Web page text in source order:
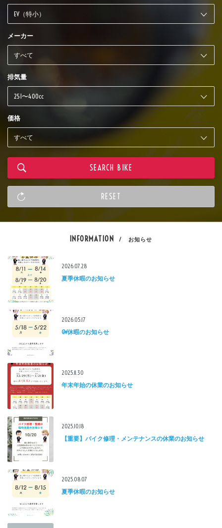
メーカー
排気量
価格
INFORMATION / お知らせ
2026.07.28
夏季休暇のお知らせ
2026.05.17
GW休暇のお知らせ
2025.11.30
年末年始の休業のお知らせ
2025.10.18
【重要】バイク修理・メンテナンスの休業のお知らせ
2025.08.07
夏季休暇のお知らせ